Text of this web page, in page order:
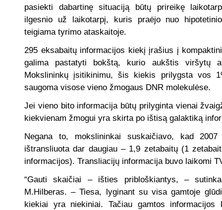
pasiekti dabartinę situaciją būtų prireikę
ilgesnio už laikotarpį, kuris praėjo nuo
teigiama tyrimo ataskaitoje.
295 eksabaitų informacijos kiekį įrašius į
galima pastatyti bokštą, kurio aukštis viršytų
Mokslininkų įsitikinimu, šis kiekis prilygsta vos
saugoma visose vieno žmogaus DNR molekulėse.
Jei vieno bito informacija būtų prilyginta vienai
kiekvienam žmogui yra skirta po ištisą galaktiką
Negana to, mokslininkai suskaičiavo, kad
ištransliuota dar daugiau – 1,9 zetabaitų (1
informacijos). Transliacijų informacija buvo laikomi
“Gauti skaičiai – išties pribloškiantys, –
M.Hilberas. – Tiesa, lyginant su visa gamtoje
kiekiai yra niekiniai. Tačiau gamtos informacijos